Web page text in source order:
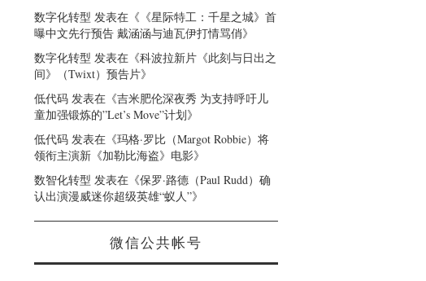
数字化转型 发表在《 《星际特工：千星之城》首
曝中文先行预告 戴涵涵与迪瓦伊打情骂俏》
数字化转型 发表在《科波拉新片《此刻与日出之
间》（Twixt）预告片》
低代码 发表在《吉米肥伦深夜秀 为支持呼吁儿
童加强锻炼的”Let’s Move”计划》
低代码 发表在《玛格·罗比（Margot Robbie）将
领衔主演新《加勒比海盗》电影》
数智化转型 发表在《保罗·路德（Paul Rudd）确
认出演漫威迷你超级英雄“蚁人”》
微信公共帐号